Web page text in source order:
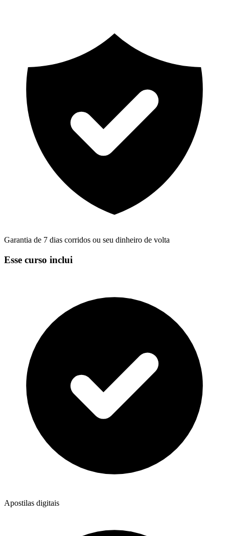
Garantia de 7 dias corridos ou seu dinheiro de volta
Esse curso inclui
Apostilas digitais